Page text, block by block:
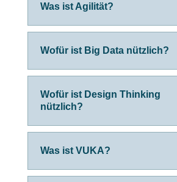
Was ist Agilität?
Wofür ist Big Data nützlich?
Wofür ist Design Thinking
nützlich?
Was ist VUKA?